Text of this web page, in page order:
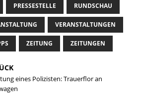
PRESSESTELLE RUNDSCHAU
VERANSTALTUNGEN
ZEITUNG ZEITUNGEN
eines Polizisten: Trauerflor an